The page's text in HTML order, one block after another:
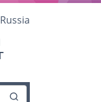
Russia